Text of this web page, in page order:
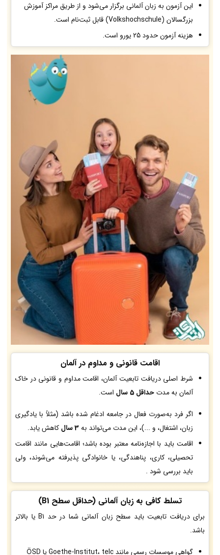
این آزمون به زبان آلمانی برگزار می‌شود و از طریق مراکز آموزش
بزرگسالان (Volkshochschule) قابل ثبت‌نام است.
هزینه آزمون حدود 25 یورو است.
اقامت قانونی و مداوم در آلمان
شرط اصلی دریافت تابعیت آلمان، اقامت مداوم و قانونی در خاک
آلمان به مدت حداقل 5 سال
است.
اگر فرد به‌صورت فعال در جامعه ادغام شده باشد (مثلاً با یادگیری
زبان، اشتغال، و ...)، این مدت می‌تواند به 3 سال
کاهش یابد.
اقامت باید با اجازه‌نامه معتبر بوده باشد؛ اقامت‌هایی مانند اقامت
تحصیلی، کاری، پناهندگی، یا خانوادگی پذیرفته می‌شوند، ولی
باید بررسی شود .
تسلط کافی به زبان آلمانی (حداقل سطح B1)
برای دریافت تابعیت باید سطح زبان آلمانی شما در حد B1 یا بالاتر
باشد.
گواهی موسسات رسمی مانند Goethe-Institut، telc یا ÖSD